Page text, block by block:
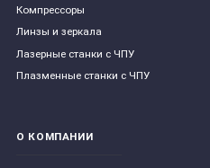
Компрессоры
Линзы и зеркала
Лазерные станки с ЧПУ
Плазменные станки с ЧПУ
О КОМПАНИИ